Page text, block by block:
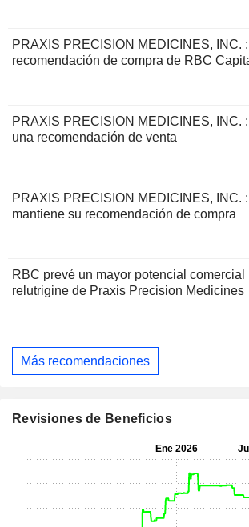
PRAXIS PRECISION MEDICINES, INC.
recomendación de compra de RBC
PRAXIS PRECISION MEDICINES, INC.
una recomendación de venta
PRAXIS PRECISION MEDICINES, INC.
mantiene su recomendación de compra
RBC prevé un mayor potencial comercial
relutrigine de Praxis Precision Medicines
Más recomendaciones
Revisiones de Beneficios